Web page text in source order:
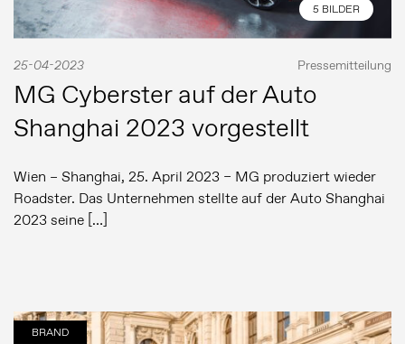
Pressemeldungen
5 BILDER
25-04-2023 Pressemitteilung
MG Cyberster auf der Auto
Shanghai 2023 vorgestellt
Wien – Shanghai, 25. April 2023 – MG produziert wieder
Roadster. Das Unternehmen stellte auf der Auto Shanghai
2023 seine […]
BRAND